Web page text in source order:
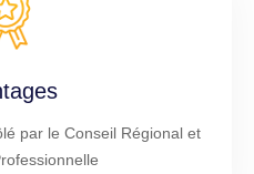
par le Conseil Régional et